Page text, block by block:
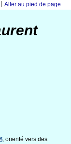
Aller au pied de page
, orienté vers des